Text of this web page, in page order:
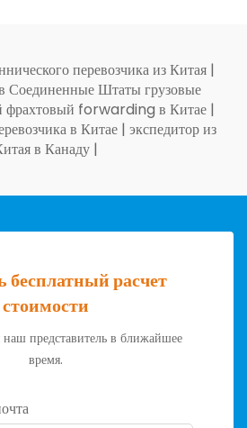
перевозчика из Китая |
Соединенные Штаты грузовые
фрахтовый forwarding в Китае |
в Китае | экспедитор из
в Канаду |
бесплатный расчет
стоимости
представитель в ближайшее
время.